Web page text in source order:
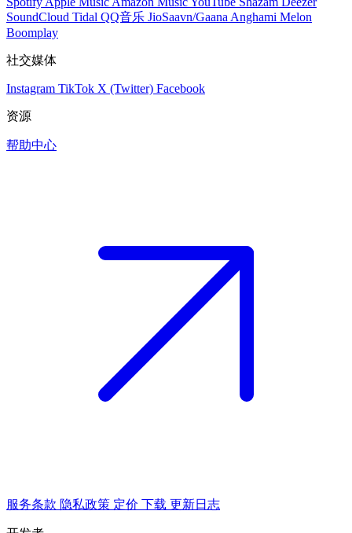
SoundCloud Tidal QQ音乐 JioSaavn/Gaana Anghami Melon
Boomplay
社交媒体
Instagram TikTok X (Twitter) Facebook
资源
帮助中心
服务条款 隐私政策 定价 下载 更新日志